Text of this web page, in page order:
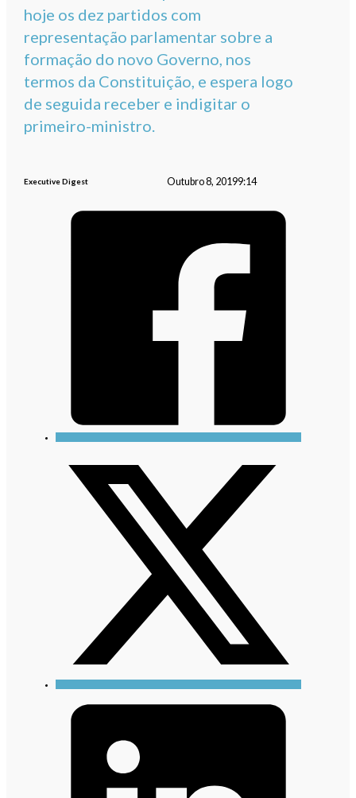
hoje os dez partidos com
representação parlamentar sobre a
formação do novo Governo, nos
termos da Constituição, e espera logo
de seguida receber e indigitar o
primeiro-ministro.
Executive Digest Outubro 8, 20199:14